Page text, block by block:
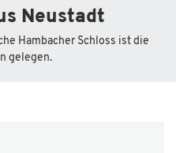
Neustadt
Hambacher Schloss ist die
gelegen.